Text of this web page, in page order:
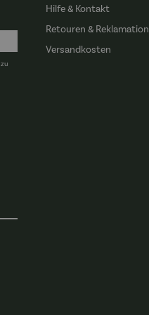
zu
Hilfe & Kontakt
Retouren & Reklamation
Versandkosten